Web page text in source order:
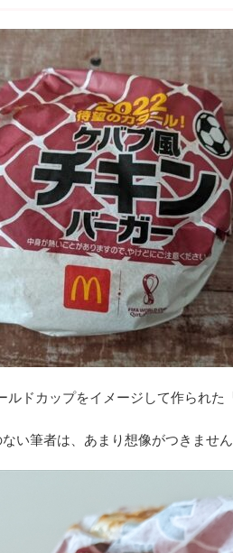
ドカップをイメージして作られた
い筆者は、あまり想像がつきませ